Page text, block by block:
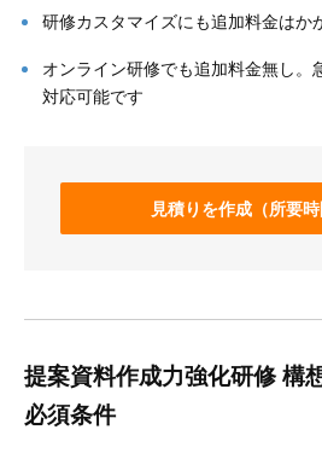
研修カスタマイズにも追加料金はか
オンライン研修でも追加料金無し。
対応可能です
見積りを作成（所要時
提案資料作成力強化研修 構
必須条件